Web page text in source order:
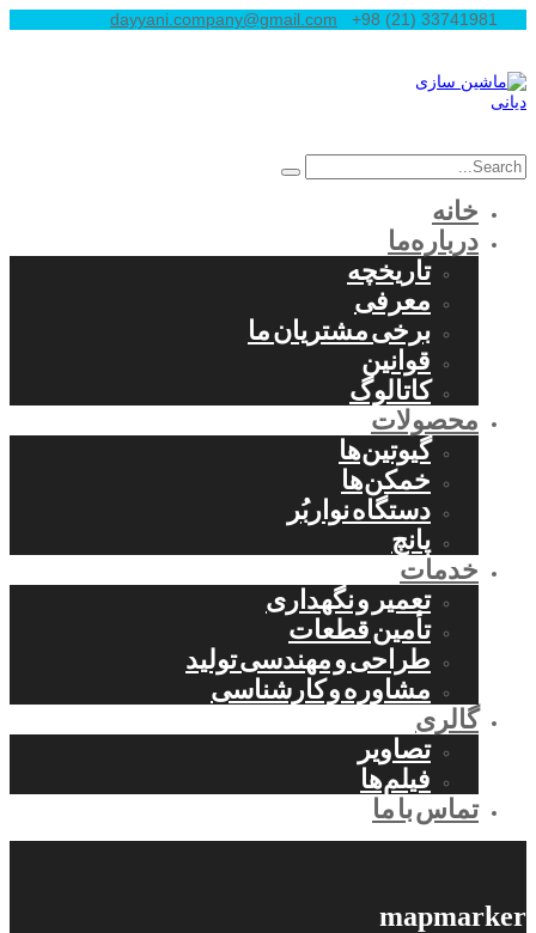
dayyani.company@gmail.com +98 (21) 33741981
خانه
درباره‌ما
تاریخچه
معرفی
برخی مشتریان ما
قوانین
کاتالوگ
محصولات
گیوتین‌ها
خمکن‌ها
دستگاه نواربُر
پانچ
خدمات
تعمیر و نگهداری
تأمین قطعات
طراحی و مهندسی تولید
مشاوره و کارشناسی
گالری
تصاویر
فیلم‌ها
تماس با ما
mapmarker